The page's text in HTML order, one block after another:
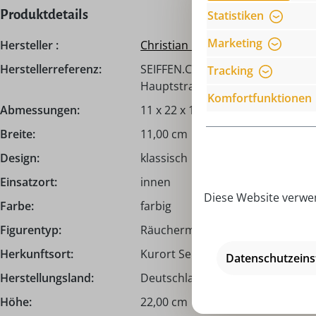
Produktdetails
Hersteller :
Christian Ulbricht
Herstellerreferenz:
SEIFFEN.COM by Nestler GmbH,
Hauptstraße 132, 09548 Seiffen,
Abmessungen:
11 x 22 x 10 cm
Breite:
11,00 cm
Design:
klassisch
Einsatzort:
innen
Farbe:
farbig
Figurentyp:
Räuchermann I
Herkunftsort:
Kurort Seiffen | Erzgebirge
Herstellungsland:
Deutschland - Made in Germany
Höhe:
22,00 cm
Statistiken
Marketing
Tracking
Komfortfunktionen
Diese Website